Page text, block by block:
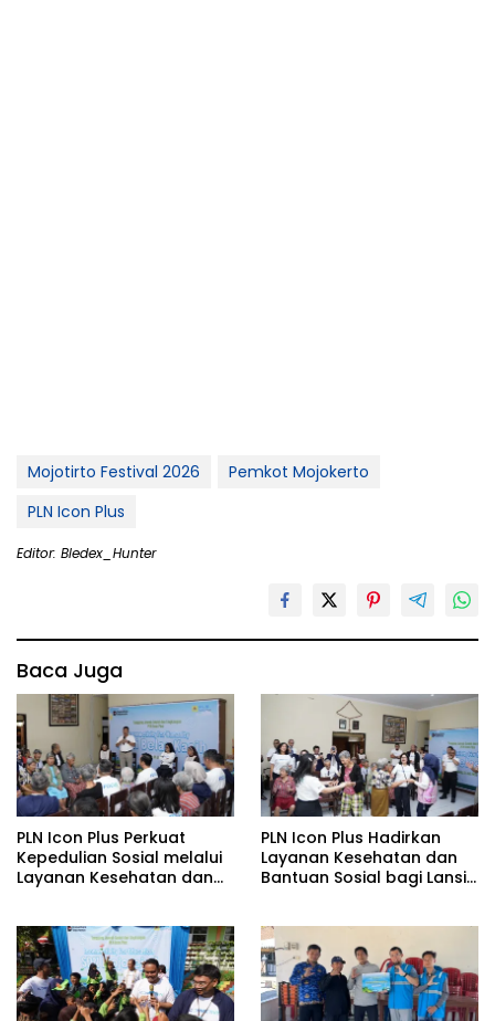
Mojotirto Festival 2026
Pemkot Mojokerto
PLN Icon Plus
Editor: Bledex_Hunter
Baca Juga
PLN Icon Plus Perkuat
Kepedulian Sosial melalui
Layanan Kesehatan dan
PLN Icon Plus Hadirkan
Layanan Kesehatan dan
Bantuan Sosial bagi Lansia